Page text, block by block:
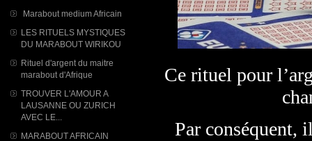
Marabout medium Africain
LES RITUELS MYSTIQUES
DU MARABOUT WIRIKOU
Rituel d'argent du maitre
marabout d'Afrique
TROUVER L'AMOUR A
LAUSANNE OU ZURICH
AVEC LE...
MARABOUT AFRICAIN
Ce rituel pour
Par conséquent,